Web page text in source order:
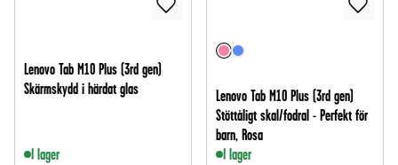
Lenovo Tab M10 Plus (3rd gen)
Skärmskydd i härdat glas
I lager
Lenovo Tab M10 Plus (3rd gen)
Stöttåligt skal/fodral - Perfekt för
barn, Rosa
I lager